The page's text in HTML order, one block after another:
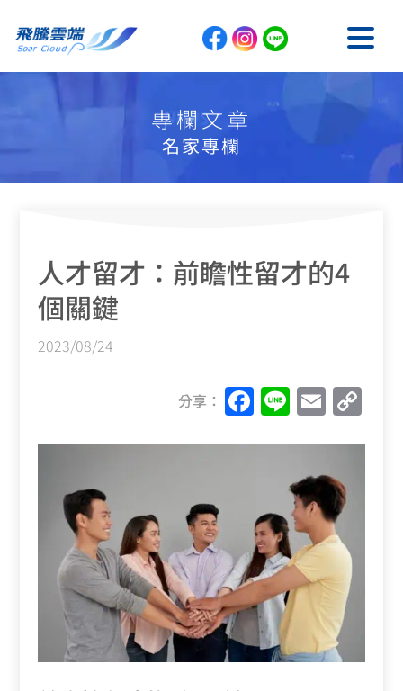
專欄文章
名家專欄
人才留才：前瞻性留才的4
個關鍵
2023/08/24
分享： F
a
c
b
o
o
k
Li
n
e
E
m
ai
l
C
p